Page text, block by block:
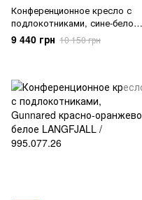
Конференционное кресло с
подлокотниками, сине-белое,
Gunnared. LANGFJALL /
792.528.58
9 440 грн 10 150 грн